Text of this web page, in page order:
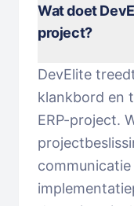
Wat doet
project?
DevElite
klankbord en
ERP-project.